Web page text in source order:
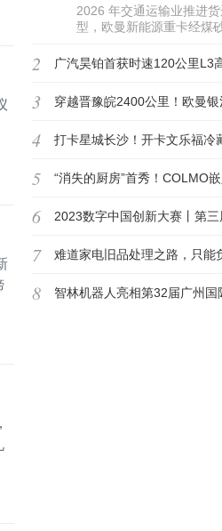
2026 年交通运输业推进
型，欧曼新能源重卡经煤砂
2 广汽昊铂首获时速120公里L3
高阶智驾迈入
3 穿越晋豫皖2400公里！欧曼
鉴之旅（纯电篇）煤
4 打卡星城长沙！开卡文乐福冷
链“甜意摆渡人”
5 “消失的厨房”首秀！COLMO
首发
6 2023数字中国创新大赛丨第三
络安全大
7 难道家电旧品处理之路，只能
8 智林机器人亮相第32届广州国